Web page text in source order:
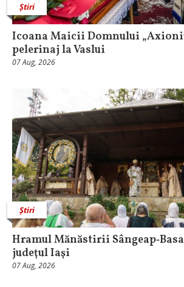
Știri
Icoana Maicii Domnului
pelerinaj la Vaslui
07 Aug, 2026
Știri
Hramul Mănăstirii
judeţul Iaşi
07 Aug, 2026